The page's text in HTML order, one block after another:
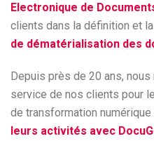
Electronique de
clients dans la définition et
de dématérialisation des
Depuis près de 20 ans,
service de nos clients pour
de transformation
leurs activités avec